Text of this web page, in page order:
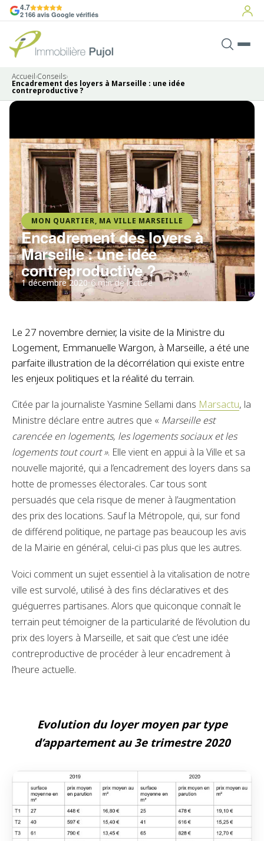
4.7
2 166 avis Google vérifiés
Accueil›Conseils›
Encadrement des loyers à Marseille : une idée
contreproductive ?
MON QUARTIER, MA VILLE MARSEILLE
Encadrement des loyers à
Marseille : une idée
contreproductive ?
1 décembre 2020•6 min de lecture
Le 27 novembre dernier, la visite de la Ministre du
Logement, Emmanuelle Wargon, à Marseille, a été une
parfaite illustration de la décorrélation qui existe entre
les enjeux politiques et la réalité du terrain.
Citée par la journaliste Yasmine Sellami dans Marsactu, la
Ministre déclare entre autres que « Marseille est
carencée en logements, les logements sociaux et les
logements tout court ». Elle vient en appui à la Ville et sa
nouvelle majorité, qui a l’encadrement des loyers dans sa
hotte de promesses électorales. Car tous sont
persuadés que cela risque de mener à l’augmentation
des prix des locations. Sauf la Métropole, qui, sur fond
de différend politique, ne partage pas beaucoup les avis
de la Mairie en général, celui-ci pas plus que les autres.
Voici comment un sujet essentiel à la vitalisation de notre
ville est survolé, utilisé à des fins déclaratives et des
guéguerres partisanes. Alors que quiconque connaît le
terrain peut témoigner de la particularité de l’évolution du
prix des loyers à Marseille, et sait que c’est une idée
contreproductive de procéder à leur encadrement à
l’heure actuelle.
Evolution du loyer moyen par type
d’appartement au 3e trimestre 2020